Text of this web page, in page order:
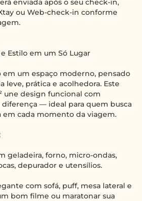
enviada após o seu check-in,
ou Web-check-in conforme
Estilo em um Só Lugar
em um espaço moderno, pensado
leve, prática e acolhedora. Este
une design funcional com
— ideal para quem busca
cada momento da viagem.
geladeira, forno, micro-ondas,
depurador e utensílios.
com sofá, puff, mesa lateral e
bom filme ou maratonar sua